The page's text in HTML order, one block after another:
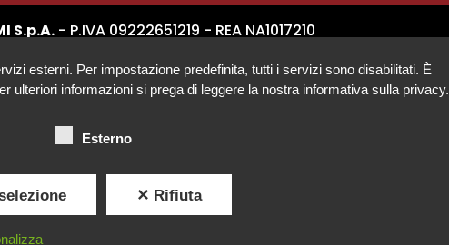
S.p.A.- P.IVA 09222651219 - REA NA1017210
esterni. Per impostazione predefinita, tutti i servizi sono disabilitati. È
ulteriori informazioni si prega di leggere la nostra informativa sulla privacy.
Esterno
✕ Rifiuta